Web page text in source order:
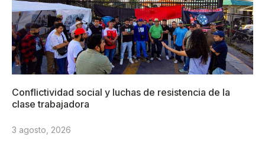
Conflictividad social y luchas de resistencia de la
clase trabajadora
3 agosto, 2026